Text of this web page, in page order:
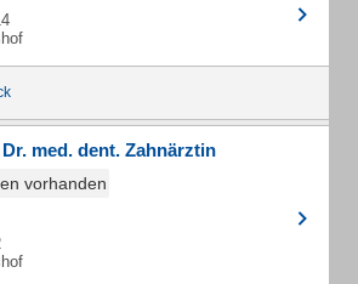
med. dent. Zahnärztin
vorhanden